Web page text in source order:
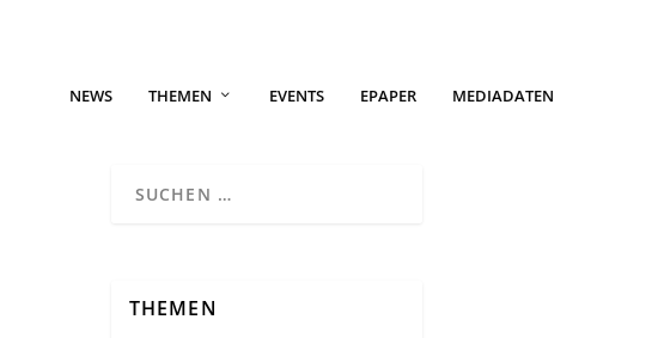
NEWS THEMEN EVENTS EPAPER MEDIADATEN
THEMEN